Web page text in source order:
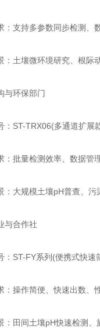
支持多参数同步检测、
土壤微环境研究、根际
环保部门
ST-TRX06(多通道扩展
批量检测效率、数据管
大规模土壤pH普查、污
合作社
ST-FY系列(便携式快速
操作简便、快速出数、
田间土壤pH快速检测、